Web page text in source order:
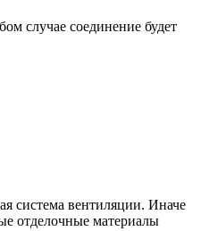
случае соединение будет
система вентиляции. Иначе
отделочные материалы